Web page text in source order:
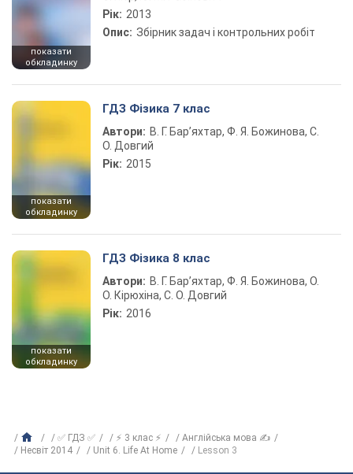
показати
обкладинку
Рік: 2013
Опис: Збірник задач і контрольних робіт
показати
обкладинку
ГДЗ Фізика 7 клас
Автори: В. Г. Бар’яхтар, Ф. Я. Божинова, С.
О. Довгий
Рік: 2015
показати
обкладинку
ГДЗ Фізика 8 клас
Автори: В. Г. Бар’яхтар, Ф. Я. Божинова, О.
О. Кірюхіна, С. О. Довгий
Рік: 2016
✅ ГДЗ ✅ ⚡ 3 клас ⚡
Англійська мова ✍
Несвіт 2014
Unit 6. Life At Home Lesson 3